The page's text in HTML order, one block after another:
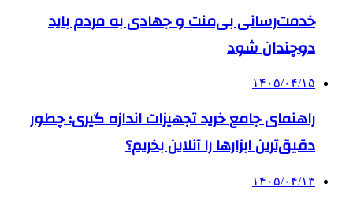
خدمت‌رسانی بی‌منت و جهادی به مردم باید
دوچندان شود
۱۴۰۵/۰۴/۱۵
راهنمای جامع خرید تجهیزات اندازه گیری؛ چطور
دقیق‌ترین ابزارها را آنلاین بخریم؟
۱۴۰۵/۰۴/۱۳